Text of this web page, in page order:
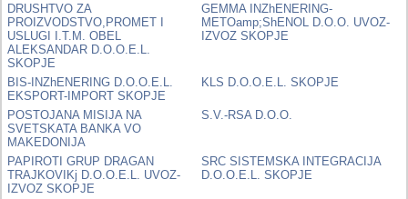
DRUSHTVO ZA
PROIZVODSTVO,PROMET I
USLUGI I.T.M. OBEL
ALEKSANDAR D.O.O.E.L.
SKOPJE
GEMMA INZhENERING-
METOamp;ShENOL D.O.O. UVOZ-
IZVOZ SKOPJE
BIS-INZhENERING D.O.O.E.L.
EKSPORT-IMPORT SKOPJE
KLS D.O.O.E.L. SKOPJE
POSTOJANA MISIJA NA
SVETSKATA BANKA VO
MAKEDONIJA
S.V.-RSA D.O.O.
PAPIROTI GRUP DRAGAN
TRAJKOVIKj D.O.O.E.L. UVOZ-
IZVOZ SKOPJE
SRC SISTEMSKA INTEGRACIJA
D.O.O.E.L. SKOPJE